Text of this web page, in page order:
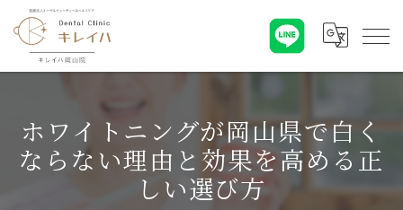
ホワイトニングが岡山県で白く
ならない理由と効果を高める正
しい選び方